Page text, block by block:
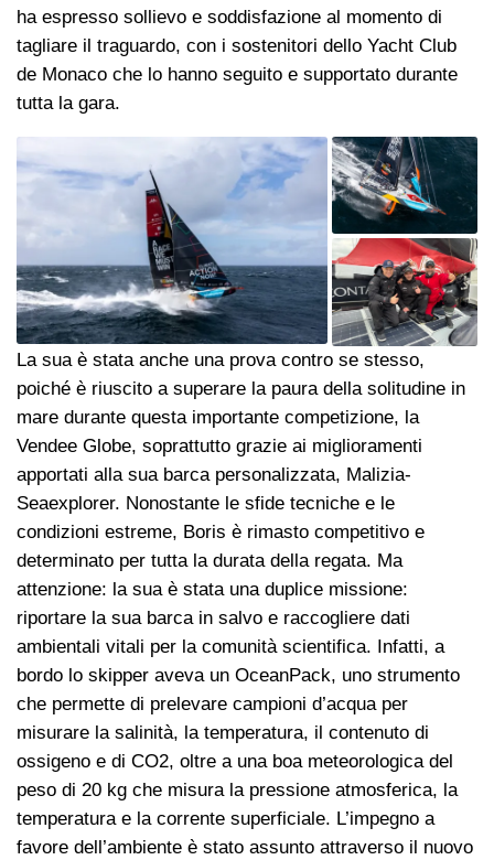
ha espresso sollievo e soddisfazione al momento di
tagliare il traguardo, con i sostenitori dello Yacht Club
de Monaco che lo hanno seguito e supportato durante
tutta la gara.
La sua è stata anche una prova contro se stesso,
poiché è riuscito a superare la paura della solitudine in
mare durante questa importante competizione, la
Vendee Globe, soprattutto grazie ai miglioramenti
apportati alla sua barca personalizzata, Malizia-
Seaexplorer. Nonostante le sfide tecniche e le
condizioni estreme, Boris è rimasto competitivo e
determinato per tutta la durata della regata. Ma
attenzione: la sua è stata una duplice missione:
riportare la sua barca in salvo e raccogliere dati
ambientali vitali per la comunità scientifica. Infatti, a
bordo lo skipper aveva un OceanPack, uno strumento
che permette di prelevare campioni d’acqua per
misurare la salinità, la temperatura, il contenuto di
ossigeno e di CO2, oltre a una boa meteorologica del
peso di 20 kg che misura la pressione atmosferica, la
temperatura e la corrente superficiale. L’impegno a
favore dell’ambiente è stato assunto attraverso il nuovo